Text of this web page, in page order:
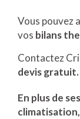
Vous pouvez
vos bilans
Contactez
devis gratuit.
En plus de
climatisation